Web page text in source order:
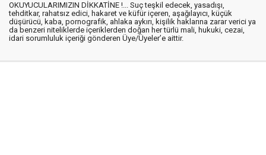
OKUYUCULARIMIZIN DİKKATİNE !... Suç teşkil edecek, yasadışı,
tehditkar, rahatsız edici, hakaret ve küfür içeren, aşağılayıcı, küçük
düşürücü, kaba, pornografik, ahlaka aykırı, kişilik haklarına zarar verici ya
da benzeri niteliklerde içeriklerden doğan her türlü mali, hukuki, cezai,
idari sorumluluk içeriği gönderen Üye/Üyeler’e aittir.